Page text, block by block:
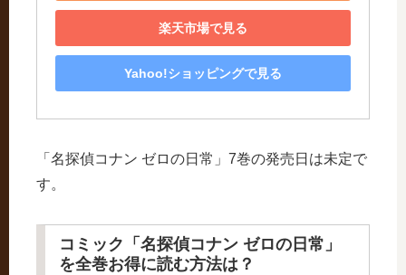
楽天市場で見る
Yahoo!ショッピングで見る
「名探偵コナン ゼロの日常」7巻の発売日は未定で
す。
コミック「名探偵コナン ゼロの日常」
を全巻お得に読む方法は？